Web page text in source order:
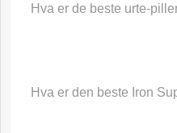
Hva er de beste urte-
Hva er den beste Iron